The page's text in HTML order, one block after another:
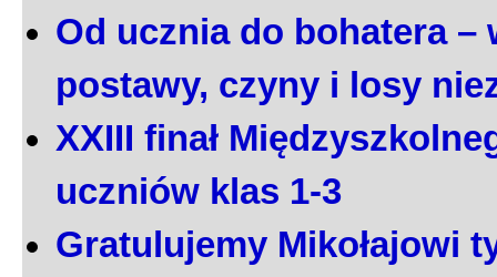
Od ucznia do bohatera –
postawy, czyny i losy
XXIII finał
uczniów klas 1-3
Gratulujemy Mikołajowi